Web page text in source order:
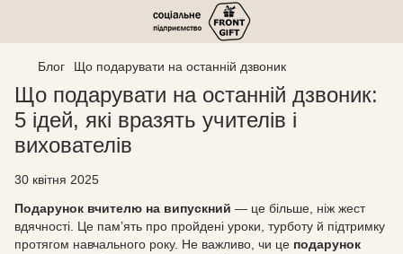
Блог Що подарувати на останній дзвоник
Що подарувати на останній дзвоник:
5 ідей, які вразять учителів і
вихователів
30 квітня 2025
Подарунок вчителю на випускний — це більше, ніж жест
вдячності. Це пам’ять про пройдені уроки, турботу й підтримку
протягом навчального року. Не важливо, чи це подарунок